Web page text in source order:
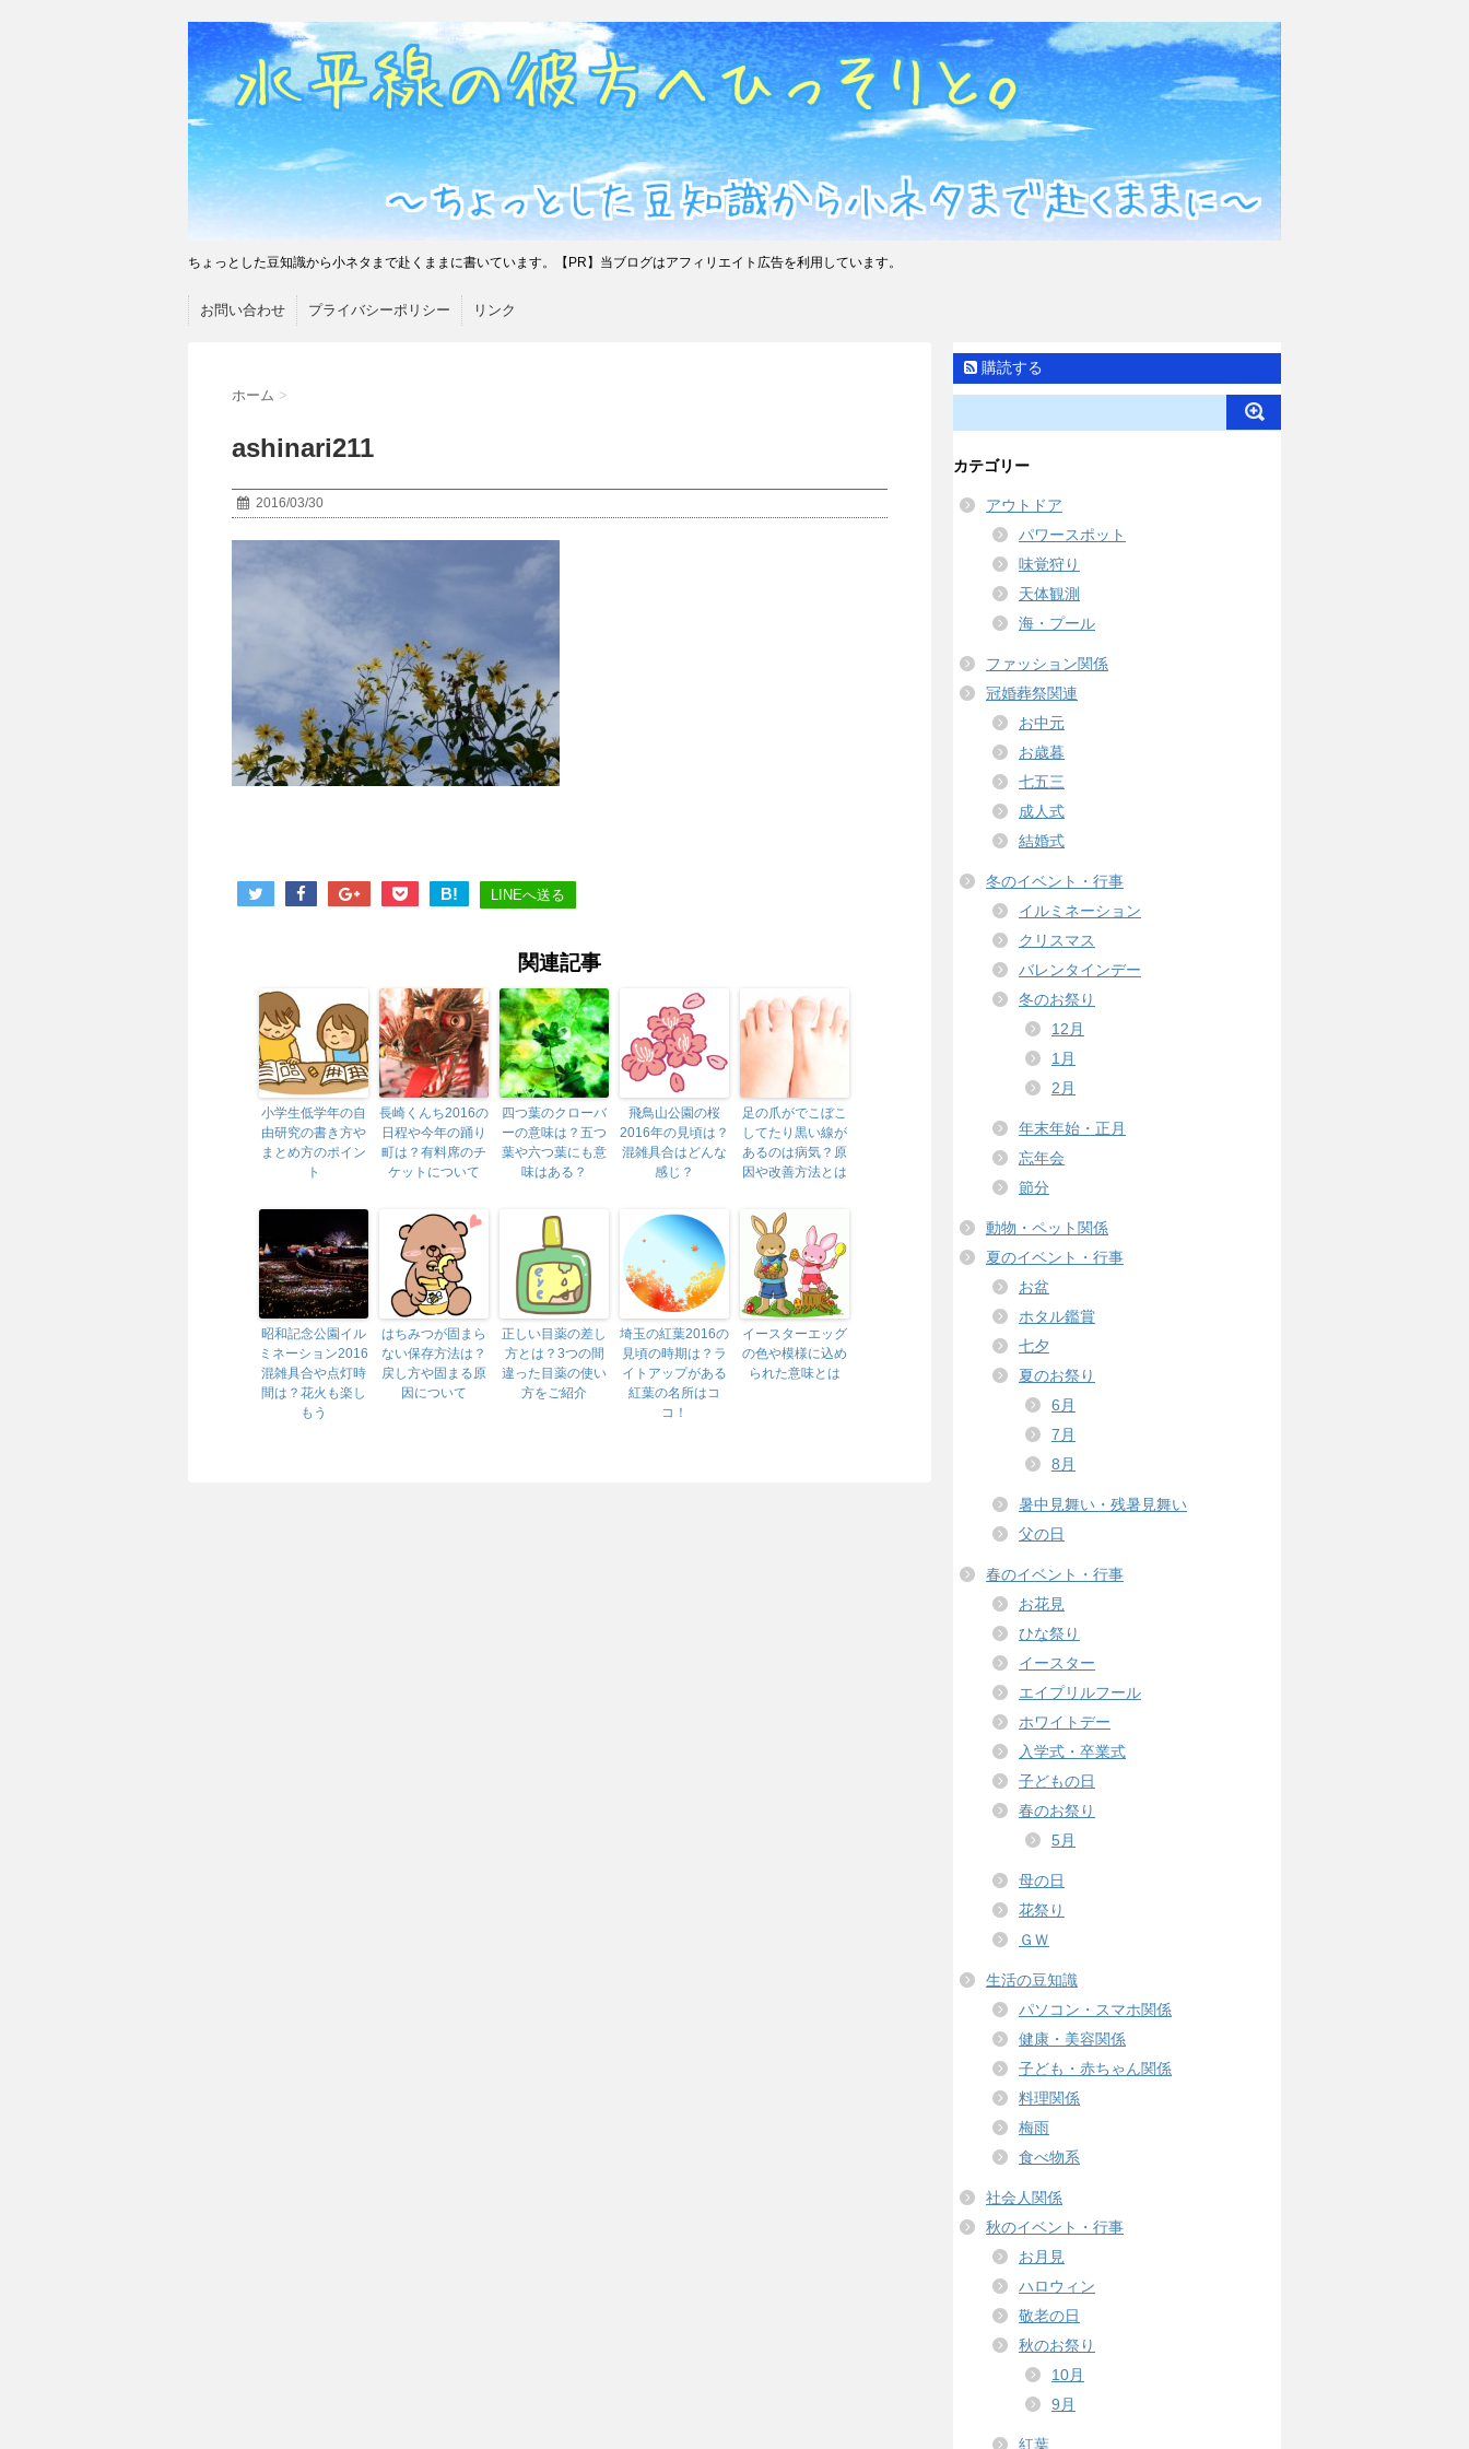
ちょっとした豆知識から小ネタまで赴くままに書いています。【PR】当ブログはアフィリエイト広告を利用しています。
お問い合わせ プライバシーポリシー リンク
ホーム >
ashinari211
2016/03/30
B! LINEへ送る
関連記事
小学生低学年の自
由研究の書き方や
まとめ方のポイン
ト
長崎くんち2016の
日程や今年の踊り
町は？有料席のチ
ケットについて
四つ葉のクローバ
ーの意味は？五つ
葉や六つ葉にも意
味はある？
飛鳥山公園の桜
2016年の見頃は？
混雑具合はどんな
感じ？
足の爪がでこぼこ
してたり黒い線が
あるのは病気？原
因や改善方法とは
昭和記念公園イル
ミネーション2016
混雑具合や点灯時
間は？花火も楽し
もう
はちみつが固まら
ない保存方法は？
戻し方や固まる原
因について
正しい目薬の差し
方とは？3つの間
違った目薬の使い
方をご紹介
埼玉の紅葉2016の
見頃の時期は？ラ
イトアップがある
紅葉の名所はコ
コ！
イースターエッグ
の色や模様に込め
られた意味とは
購読する
カテゴリー
アウトドア
パワースポット
味覚狩り
天体観測
海・プール
ファッション関係
冠婚葬祭関連
お中元
お歳暮
七五三
成人式
結婚式
冬のイベント・行事
イルミネーション
クリスマス
バレンタインデー
冬のお祭り
12月
1月
2月
年末年始・正月
忘年会
節分
動物・ペット関係
夏のイベント・行事
お盆
ホタル鑑賞
七夕
夏のお祭り
6月
7月
8月
暑中見舞い・残暑見舞い
父の日
春のイベント・行事
お花見
ひな祭り
イースター
エイプリルフール
ホワイトデー
入学式・卒業式
子どもの日
春のお祭り
5月
母の日
花祭り
ＧＷ
生活の豆知識
パソコン・スマホ関係
健康・美容関係
子ども・赤ちゃん関係
料理関係
梅雨
食べ物系
社会人関係
秋のイベント・行事
お月見
ハロウィン
敬老の日
秋のお祭り
10月
9月
紅葉